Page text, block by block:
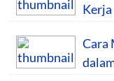
Kerja
Cara